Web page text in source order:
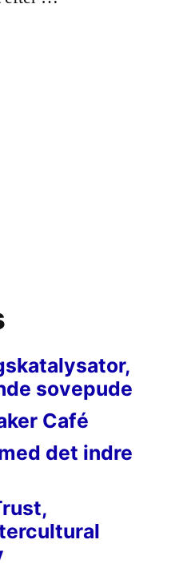
sovepude
Café
det indre